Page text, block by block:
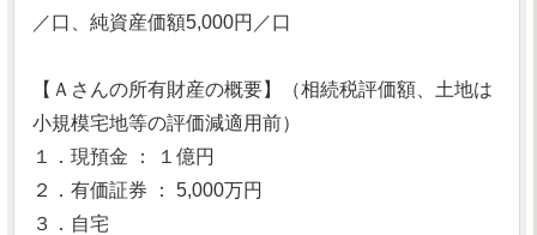
／口、純資産価額5,000円／口
【Ａさんの所有財産の概要】（相続税評価額、土地は
小規模宅地等の評価減適用前）
１．現預金 ： １億円
２．有価証券 ： 5,000万円
３．自宅